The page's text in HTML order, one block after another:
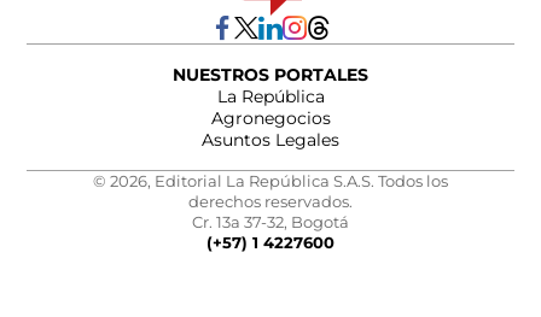
NUESTROS PORTALES
La República
Agronegocios
Asuntos Legales
© 2026, Editorial La República S.A.S. Todos los
derechos reservados.
Cr. 13a 37-32, Bogotá
(+57) 1 4227600